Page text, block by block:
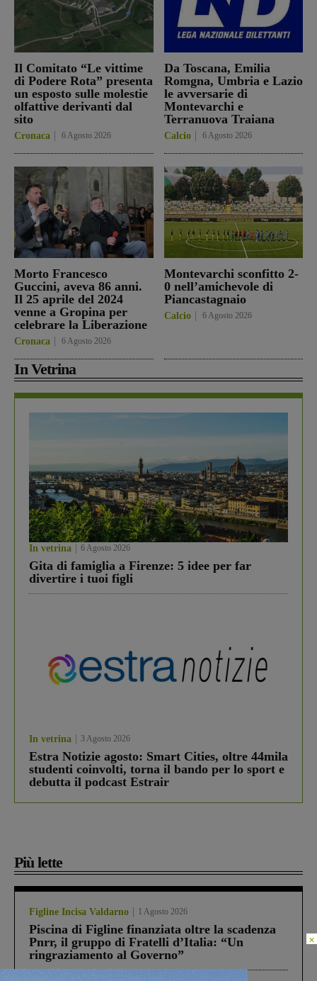
Il Comitato “Le vittime
di Podere Rota” presenta
un esposto sulle molestie
olfattive derivanti dal
sito
Cronaca 6 Agosto 2026
Da Toscana, Emilia
Romgna, Umbria e Lazio
le avversarie di
Montevarchi e
Terranuova Traiana
Calcio 6 Agosto 2026
Morto Francesco
Guccini, aveva 86 anni.
Il 25 aprile del 2024
venne a Gropina per
celebrare la Liberazione
Cronaca 6 Agosto 2026
Montevarchi sconfitto 2-
0 nell’amichevole di
Piancastagnaio
Calcio 6 Agosto 2026
In Vetrina
In vetrina 6 Agosto 2026
Gita di famiglia a Firenze: 5 idee per far
divertire i tuoi figli
In vetrina 3 Agosto 2026
Estra Notizie agosto: Smart Cities, oltre 44mila
studenti coinvolti, torna il bando per lo sport e
debutta il podcast Estrair
Più lette
Figline Incisa Valdarno 1 Agosto 2026
Piscina di Figline finanziata oltre la scadenza
Pnrr, il gruppo di Fratelli d’Italia: “Un
ringraziamento al Governo”
×